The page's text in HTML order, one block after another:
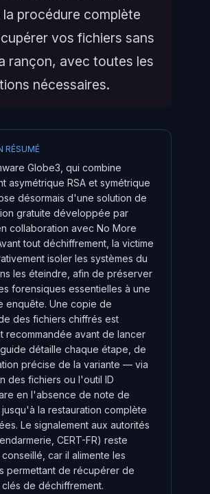
la procédure complète
vos fichiers sans
rançon, avec toutes les
nécessaires.
RÉSUMÉ
Globe3, qui combine
asymétrique RSA et symétrique
désormais d'une solution de
gratuite développée par
collaboration avec No More
tout déchiffrement, la victime
isoler les systèmes du
les éteindre, afin de préserver
forensiques essentielles à une
enquête. Une copie de
des fichiers chiffrés est
recommandée avant de lancer
détaille chaque étape, de
précise de la variante — via
des fichiers ou l'outil ID
en l'absence de note de
la restauration complète
Le signalement aux autorités
CERT-FR) reste
car il alimente les
permettant de récupérer de
de déchiffrement.